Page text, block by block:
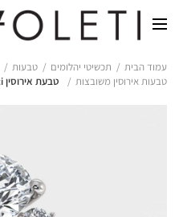
עמוד הבית תכשיטי יהלומים טבעות
טבעות אירוסין משובצות
טבעת אירוסין venatici